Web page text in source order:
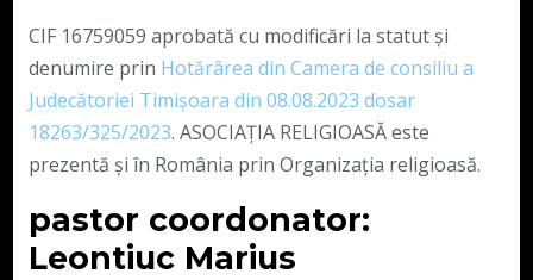
CIF 16759059 aprobată cu modificări la statut și
denumire prin Hotărârea din Camera de consiliu a
Judecătoriei Timișoara din 08.08.2023 dosar
18263/325/2023. ASOCIAȚIA RELIGIOASĂ este
prezentă și în România prin Organizația religioasă.
pastor coordonator:
Leontiuc Marius